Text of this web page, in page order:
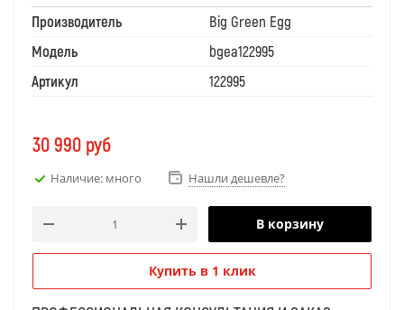
Производитель
Big Green Egg
Модель
bgea122995
Артикул
122995
30 990 руб
Наличие: много Нашли дешевле?
В корзину
Купить в 1 клик